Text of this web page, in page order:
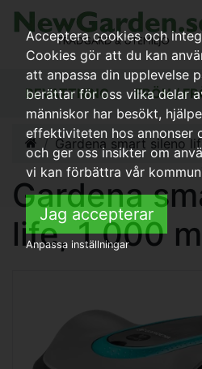
BEVATTNING FRÖN /
Gardena smart sileno
Gardena
life, 1 000
Acceptera cookies och
Cookies gör att du kan
att anpassa din upplevelse
berättar för oss vilka delar
människor har besökt,
effektiviteten hos annonser
och ger oss insikter om
vi kan förbättra vår
Jag accepterar
Anpassa inställningar